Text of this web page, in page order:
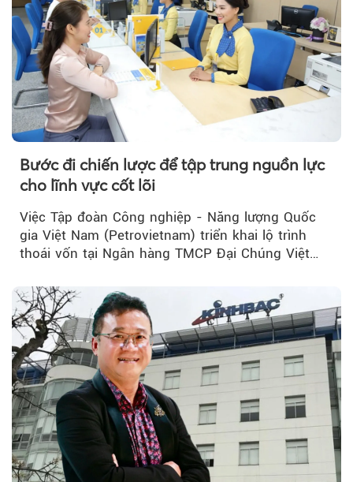
Bước đi chiến lược để tập trung nguồn lực
cho lĩnh vực cốt lõi
Việc Tập đoàn Công nghiệp - Năng lượng Quốc
gia Việt Nam (Petrovietnam) triển khai lộ trình
thoái vốn tại Ngân hàng TMCP Đại Chúng Việt